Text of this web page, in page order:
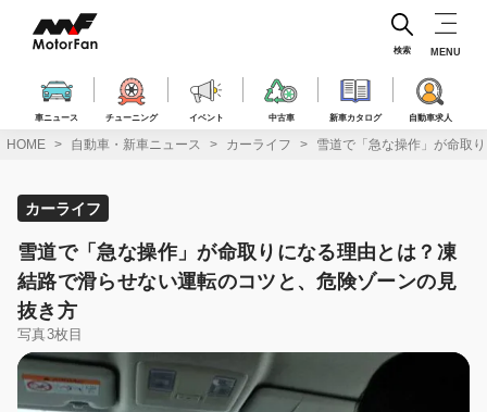
ス
車ニュース チューニング イベント 中古車 新車カタログ 自動車求人
検索 MENU
HOME 自動車・新車ニュース カーライフ 雪道で「急な操作」が命取
カーライフ
雪道で「急な操作」が命取りになる理由とは？凍
結路で滑らせない運転のコツと、危険ゾーンの見
抜き方
写真3枚目